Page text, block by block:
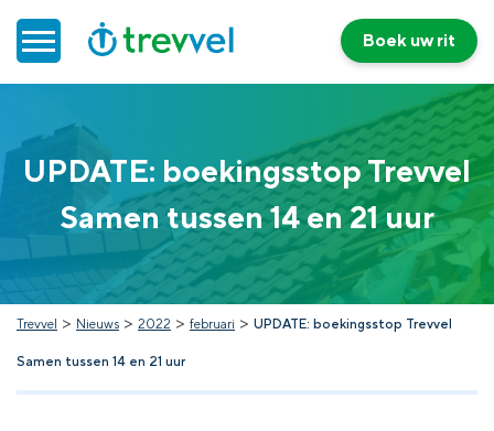
Home
Doelgroepenvervoer
Werken bij Trevvel
Nieuws
Contact
Boek uw rit
UPDATE: boekingsstop Trevvel
Samen tussen 14 en 21 uur
Trevvel > Nieuws > 2022 > februari > UPDATE: boekingsstop Trevvel
Samen tussen 14 en 21 uur